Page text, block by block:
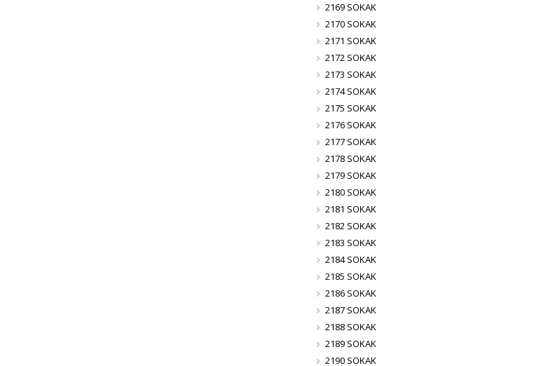
2169 SOKAK
2170 SOKAK
2171 SOKAK
2172 SOKAK
2173 SOKAK
2174 SOKAK
2175 SOKAK
2176 SOKAK
2177 SOKAK
2178 SOKAK
2179 SOKAK
2180 SOKAK
2181 SOKAK
2182 SOKAK
2183 SOKAK
2184 SOKAK
2185 SOKAK
2186 SOKAK
2187 SOKAK
2188 SOKAK
2189 SOKAK
2190 SOKAK